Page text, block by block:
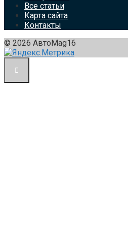
Все статьи
Карта сайта
Контакты
© 2026 АвтоMag16